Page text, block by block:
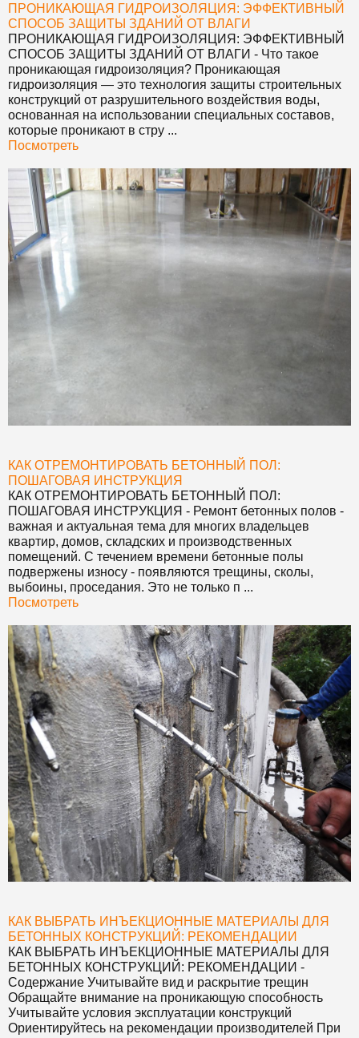
ПРОНИКАЮЩАЯ ГИДРОИЗОЛЯЦИЯ: ЭФФЕКТИВНЫЙ
СПОСОБ ЗАЩИТЫ ЗДАНИЙ ОТ ВЛАГИ
ПРОНИКАЮЩАЯ ГИДРОИЗОЛЯЦИЯ: ЭФФЕКТИВНЫЙ
СПОСОБ ЗАЩИТЫ ЗДАНИЙ ОТ ВЛАГИ - Что такое
проникающая гидроизоляция? Проникающая
гидроизоляция — это технология защиты строительных
конструкций от разрушительного воздействия воды,
основанная на использовании специальных составов,
которые проникают в стру ...
Посмотреть
КАК ОТРЕМОНТИРОВАТЬ БЕТОННЫЙ ПОЛ:
ПОШАГОВАЯ ИНСТРУКЦИЯ
КАК ОТРЕМОНТИРОВАТЬ БЕТОННЫЙ ПОЛ:
ПОШАГОВАЯ ИНСТРУКЦИЯ - Ремонт бетонных полов -
важная и актуальная тема для многих владельцев
квартир, домов, складских и производственных
помещений. С течением времени бетонные полы
подвержены износу - появляются трещины, сколы,
выбоины, проседания. Это не только п ...
Посмотреть
КАК ВЫБРАТЬ ИНЪЕКЦИОННЫЕ МАТЕРИАЛЫ ДЛЯ
БЕТОННЫХ КОНСТРУКЦИЙ: РЕКОМЕНДАЦИИ
КАК ВЫБРАТЬ ИНЪЕКЦИОННЫЕ МАТЕРИАЛЫ ДЛЯ
БЕТОННЫХ КОНСТРУКЦИЙ: РЕКОМЕНДАЦИИ -
Содержание Учитывайте вид и раскрытие трещин
Обращайте внимание на проникающую способность
Учитывайте условия эксплуатации конструкций
Ориентируйтесь на рекомендации производителей При